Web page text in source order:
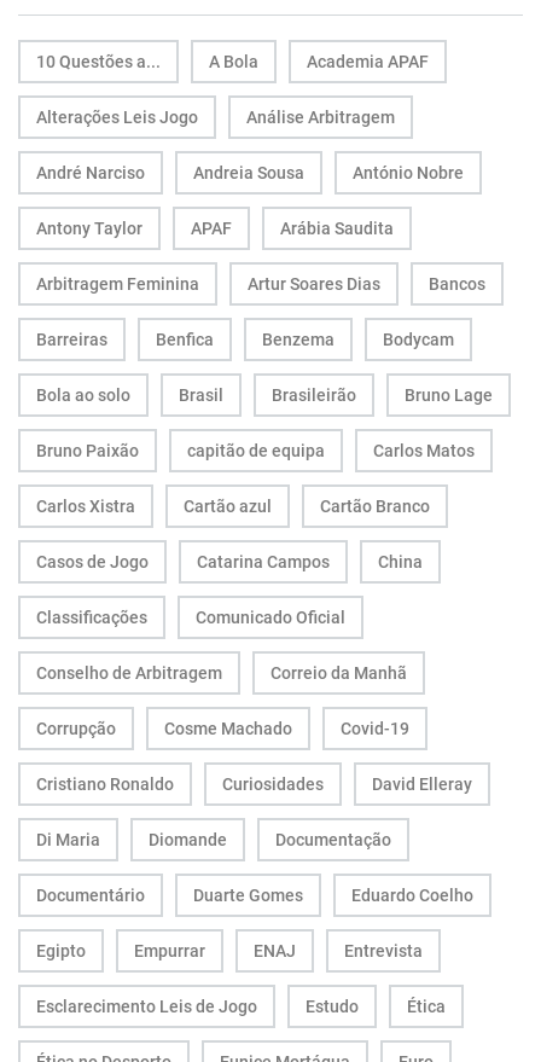
10 Questões a... A Bola Academia APAF
Alterações Leis Jogo Análise Arbitragem
André Narciso Andreia Sousa António Nobre
Antony Taylor APAF Arábia Saudita
Arbitragem Feminina Artur Soares Dias Bancos
Barreiras Benfica Benzema Bodycam
Bola ao solo Brasil Brasileirão Bruno Lage
Bruno Paixão capitão de equipa Carlos Matos
Carlos Xistra Cartão azul Cartão Branco
Casos de Jogo Catarina Campos China
Classificações Comunicado Oficial
Conselho de Arbitragem Correio da Manhã
Corrupção Cosme Machado Covid-19
Cristiano Ronaldo Curiosidades David Elleray
Di Maria Diomande Documentação
Documentário Duarte Gomes Eduardo Coelho
Egipto Empurrar ENAJ Entrevista
Esclarecimento Leis de Jogo Estudo Ética